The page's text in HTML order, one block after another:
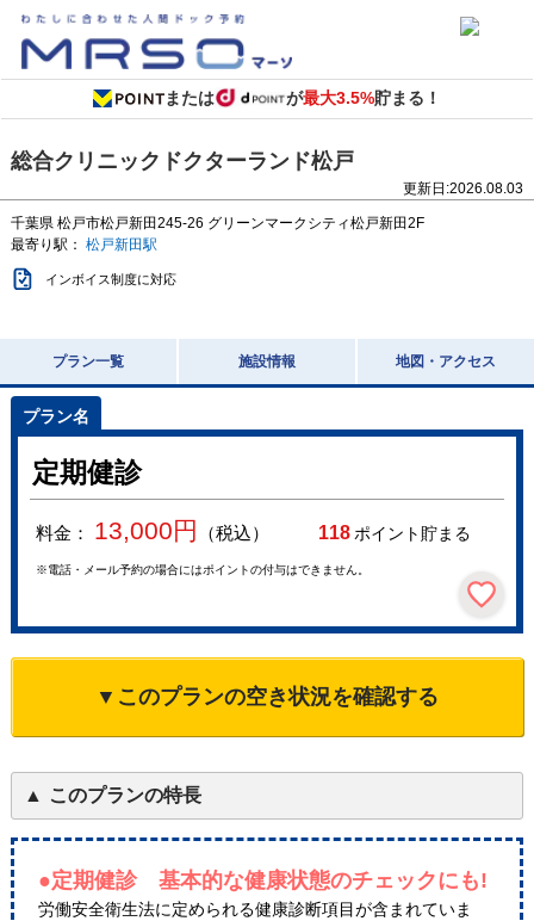
または が最大3.5%貯まる！
総合クリニックドクターランド松戸
更新日:2026.08.03
千葉県 松戸市松戸新田245-26 グリーンマークシティ松戸新田2F
最寄り駅： 松戸新田駅
インボイス制度に対応
プラン一覧 施設情報 地図・アクセス
定期健診
料金： 13,000円 （税込） 118ポイント貯まる
※電話・メール予約の場合にはポイントの付与はできません。
▼このプランの空き状況を確認する
このプランの特長
●定期健診 基本的な健康状態のチェックにも!
労働安全衛生法に定められる健康診断項目が含まれていま